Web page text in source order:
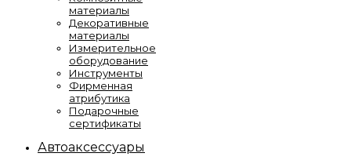
материалы
Декоративные
материалы
Измерительное
оборудование
Инструменты
Фирменная
атрибутика
Подарочные
сертификаты
Автоаксессуары